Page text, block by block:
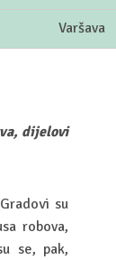
Varšava
dijelovi
su
robova,
se, pak,